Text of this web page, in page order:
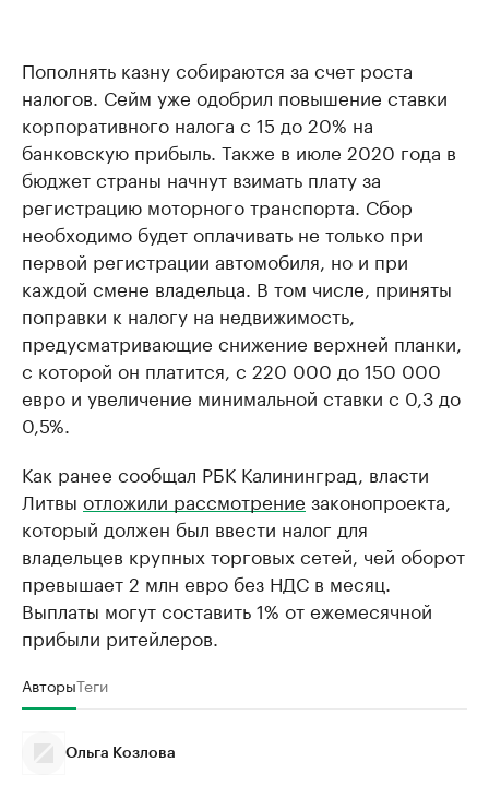
Пополнять казну собираются за счет роста
налогов. Сейм уже одобрил повышение ставки
корпоративного налога с 15 до 20% на
банковскую прибыль. Также в июле 2020 года в
бюджет страны начнут взимать плату за
регистрацию моторного транспорта. Сбор
необходимо будет оплачивать не только при
первой регистрации автомобиля, но и при
каждой смене владельца. В том числе, приняты
поправки к налогу на недвижимость,
предусматривающие снижение верхней планки,
с которой он платится, с 220 000 до 150 000
евро и увеличение минимальной ставки с 0,3 до
0,5%.
Как ранее сообщал РБК Калининград, власти
Литвы отложили рассмотрение законопроекта,
который должен был ввести налог для
владельцев крупных торговых сетей, чей оборот
превышает 2 млн евро без НДС в месяц.
Выплаты могут составить 1% от ежемесячной
прибыли ритейлеров.
АвторыТеги
Ольга Козлова